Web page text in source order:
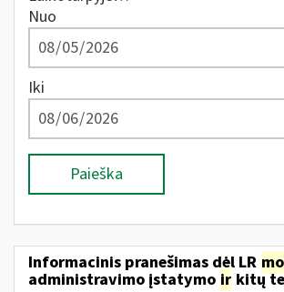
Nuo
Iki
Paieška
Informacinis pranešimas dėl LR
administravimo įstatymo ir kitų